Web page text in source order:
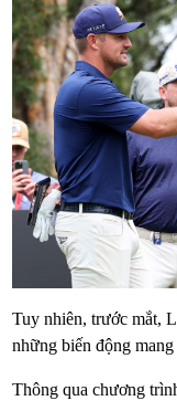
Tuy nhiên, trước mắt,
những biến động
Thông qua chương